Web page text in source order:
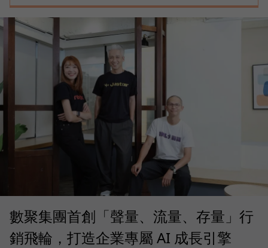
數聚集團首創「聲量、流量、存量」行
銷飛輪，打造企業專屬 AI 成長引擎